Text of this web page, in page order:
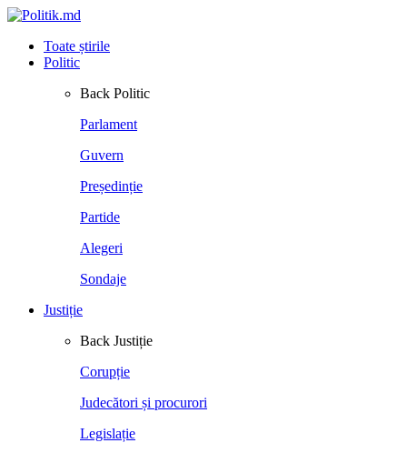
Toate știrile
Politic
Back Politic
Parlament
Guvern
Președinție
Partide
Alegeri
Sondaje
Justiție
Back Justiție
Corupție
Judecători și procurori
Legislație